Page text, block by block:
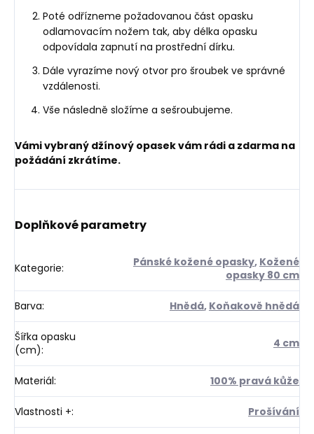
Poté odřízneme požadovanou část opasku
odlamovacím nožem tak, aby délka opasku
odpovídala zapnutí na prostřední dírku.
Dále vyrazíme nový otvor pro šroubek ve správné
vzdálenosti.
Vše následně složíme a sešroubujeme.
Vámi vybraný džínový opasek vám rádi a zdarma na
požádání zkrátíme.
Doplňkové parametry
Kategorie: Pánské kožené opasky, Kožené
opasky 80 cm
Barva: Hnědá, Koňakově hnědá
Šířka opasku
(cm): 4 cm
Materiál: 100% pravá kůže
Vlastnosti +: Prošívání